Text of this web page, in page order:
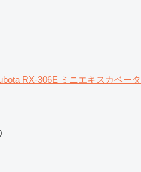
RX-306E ミニエキスカベータ